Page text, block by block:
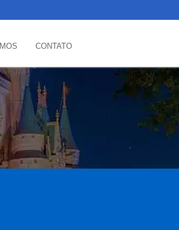
CONTATO